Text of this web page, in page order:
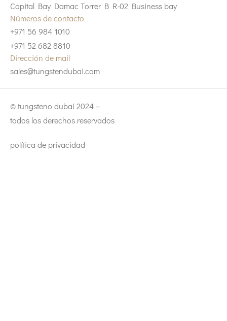
Capital Bay Damac Torrer B R-02 Business bay
Números de contacto
+971 56 984 1010
+971 52 682 8810
Dirección de mail
sales@tungstendubai.com
© tungsteno dubai 2024 –
todos los derechos reservados
política de privacidad